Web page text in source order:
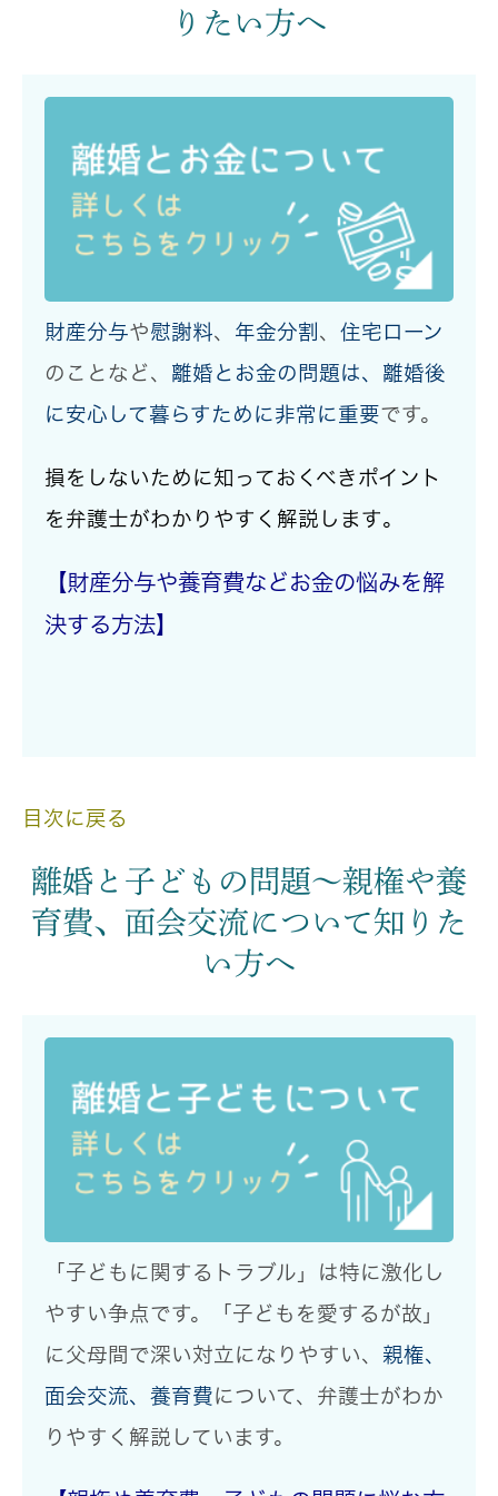
りたい方へ
財産分与や慰謝料、 年金分割 、 住宅ローン
のことなど、 離婚とお金の問題は、離婚後
に安心して暮らすために非常に重要です。
損をしないために知っておくべきポイント
を弁護士がわかりやすく解説 します。
【財産分与や養育費などお金の悩みを解
決する方法】
目次に戻る
離婚と子どもの問題～親権や養
育費、面会交流について知りた
い方へ
「子どもに関するトラブル」は特に激化し
やすい争点です。「子どもを愛するが故」
に父母間で深い対立になりやすい、 親権、
面会交流、養育費について、 弁護士がわか
りやすく解説 しています。